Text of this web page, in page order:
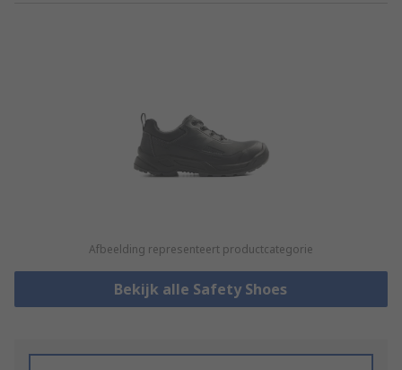
Afbeelding representeert productcategorie
Bekijk alle Safety Shoes